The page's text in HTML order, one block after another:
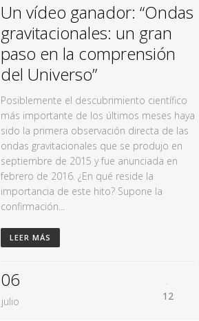
Un vídeo ganador: “Ondas
gravitacionales: un gran
paso en la comprensión
del Universo”
Posiblemente el descubrimiento científico
más importante de los últimos meses haya
sido la primera observación directa de las
ondas gravitacionales que se produjo en
septiembre de 2015 y fue anunciada en
febrero de 2016. ¿En qué reside la
importancia de este hito? Supone la
confirmación...
LEER MÁS
06
julio 12